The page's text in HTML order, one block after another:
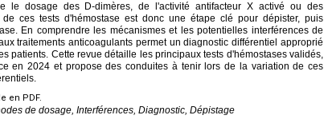
le dosage des D-dimères, de l'activité antifacteur X activé ou des
ces tests d'hémostase est donc une étape clé pour dépister, puis
En comprendre les mécanismes et les potentielles interférences de
traitements anticoagulants permet un diagnostic différentiel approprié
patients. Cette revue détaille les principaux tests d'hémostases validés,
en 2024 et propose des conduites à tenir lors de la variation de ces
en PDF.
de dosage, Interférences, Diagnostic, Dépistage